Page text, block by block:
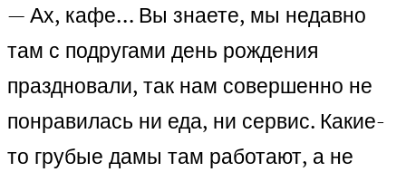
— Ах, кафе… Вы знаете, мы недавно
там с подругами день рождения
праздновали, так нам совершенно не
понравилась ни еда, ни сервис. Какие-
то грубые дамы там работают, а не